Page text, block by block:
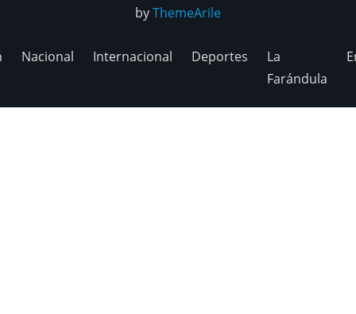
byThemeArile
Nacional Internacional Deportes
La
Farándula